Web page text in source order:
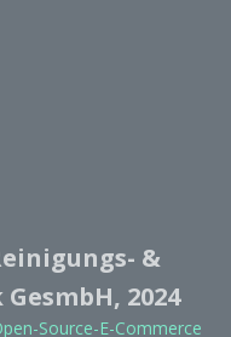
&
2024
Source-E-Commerce